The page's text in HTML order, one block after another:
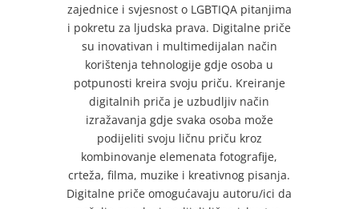
zajednice i svjesnost o LGBTIQA pitanjima
i pokretu za ljudska prava. Digitalne priče
su inovativan i multimedijalan način
korištenja tehnologije gdje osoba u
potpunosti kreira svoju priču. Kreiranje
digitalnih priča je uzbudljiv način
izražavanja gdje svaka osoba može
podijeliti svoju ličnu priču kroz
kombinovanje elemenata fotografije,
crteža, filma, muzike i kreativnog pisanja.
Digitalne priče omogućavaju autoru/ici da